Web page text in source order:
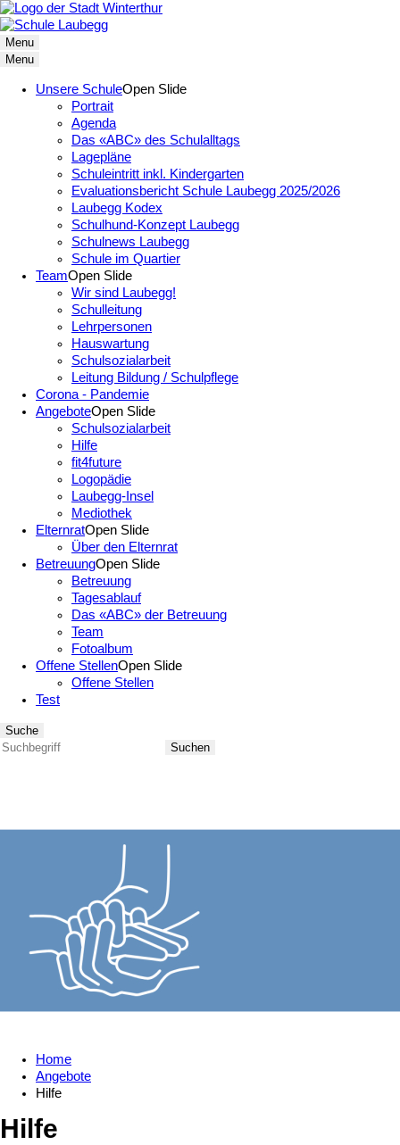
Menu
Menu
Unsere SchuleOpen Slide
Portrait
Agenda
Das «ABC» des Schulalltags
Lagepläne
Schuleintritt inkl. Kindergarten
Evaluationsbericht Schule Laubegg 2025/2026
Laubegg Kodex
Schulhund-Konzept Laubegg
Schulnews Laubegg
Schule im Quartier
TeamOpen Slide
Wir sind Laubegg!
Schulleitung
Lehrpersonen
Hauswartung
Schulsozialarbeit
Leitung Bildung / Schulpflege
Corona - Pandemie
AngeboteOpen Slide
Schulsozialarbeit
Hilfe
fit4future
Logopädie
Laubegg-Insel
Mediothek
ElternratOpen Slide
Über den Elternrat
BetreuungOpen Slide
Betreuung
Tagesablauf
Das «ABC» der Betreuung
Team
Fotoalbum
Offene StellenOpen Slide
Offene Stellen
Test
Suche
Suchen
Home
Angebote
Hilfe
Hilfe